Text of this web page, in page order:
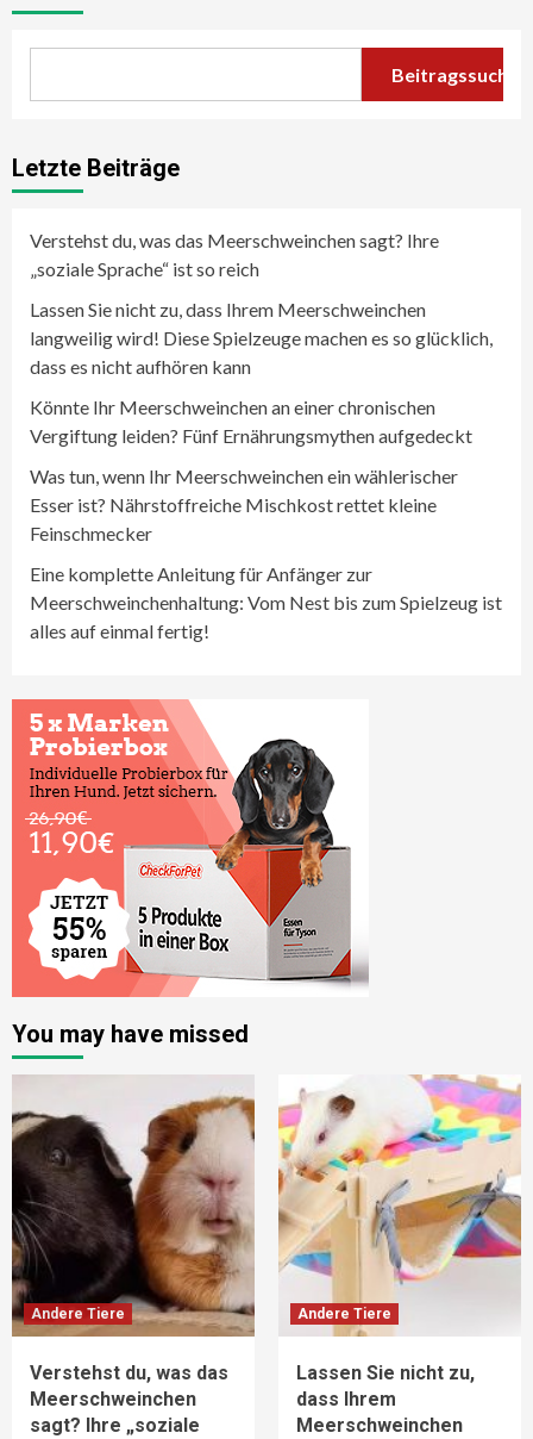
Beitragssuche
Letzte Beiträge
Verstehst du, was das Meerschweinchen sagt? Ihre
„soziale Sprache“ ist so reich
Lassen Sie nicht zu, dass Ihrem Meerschweinchen
langweilig wird! Diese Spielzeuge machen es so glücklich,
dass es nicht aufhören kann
Könnte Ihr Meerschweinchen an einer chronischen
Vergiftung leiden? Fünf Ernährungsmythen aufgedeckt
Was tun, wenn Ihr Meerschweinchen ein wählerischer
Esser ist? Nährstoffreiche Mischkost rettet kleine
Feinschmecker
Eine komplette Anleitung für Anfänger zur
Meerschweinchenhaltung: Vom Nest bis zum Spielzeug ist
alles auf einmal fertig!
You may have missed
Andere Tiere
Verstehst du, was das
Meerschweinchen
sagt? Ihre „soziale
Andere Tiere
Lassen Sie nicht zu,
dass Ihrem
Meerschweinchen